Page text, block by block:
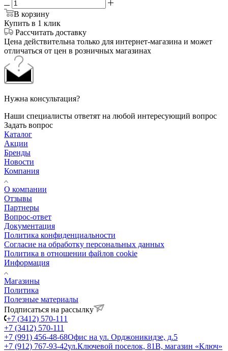
В корзину
Купить в 1 клик
Рассчитать доставку
Цена действительна только для интернет-магазина и может
отличаться от цен в розничных магазинах
Нужна консультация?
Наши специалисты ответят на любой интересующий вопрос
Задать вопрос
Каталог
Акции
Бренды
Новости
Компания
О компании
Отзывы
Партнеры
Вопрос-ответ
Документация
Политика конфиденциальности
Согласие на обработку персональных данных
Политика в отношении файлов cookie
Информация
Магазины
Политика
Полезные материалы
Подписаться на рассылку
+7 (3412) 570-111
+7 (3412) 570-111
+7 (991) 456-48-68Офис на ул. Орджоникидзе, д.5
+7 (912) 767-93-42ул.Ключевой поселок, 81В, магазин «Ключ»